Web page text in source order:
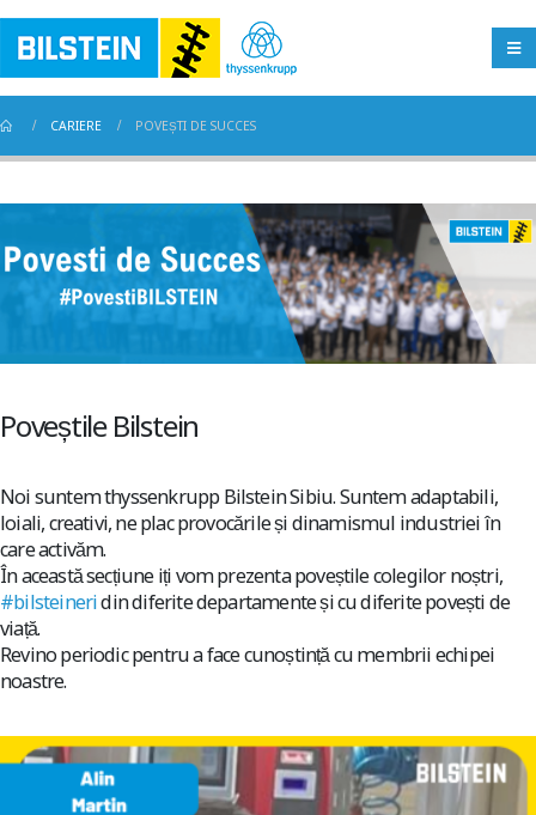
CARIERE POVEȘTI DE SUCCES
Poveștile Bilstein
Noi suntem thyssenkrupp Bilstein Sibiu. Suntem adaptabili,
loiali, creativi, ne plac provocările și dinamismul industriei în
care activăm.
În această secțiune iți vom prezenta poveștile colegilor noștri,
#bilsteineridin diferite departamente și cu diferite povești de
viață.
Revino periodic pentru a face cunoștință cu membrii echipei
noastre.